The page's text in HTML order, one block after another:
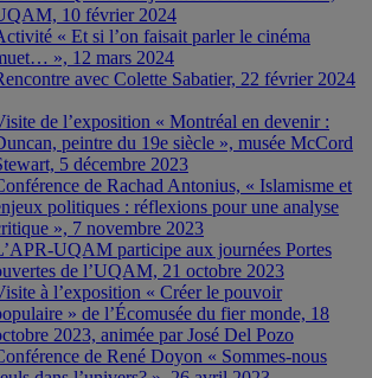
10 février 2024
« Et si l’on faisait parler le cinéma
», 12 mars 2024
avec Colette Sabatier, 22 février 2024
de l’exposition « Montréal en devenir :
peintre du 19e siècle », musée McCord
5 décembre 2023
de Rachad Antonius, « Islamisme et
politiques : réflexions pour une analyse
», 7 novembre 2023
UQAM participe aux journées Portes
de l’UQAM, 21 octobre 2023
à l’exposition « Créer le pouvoir
» de l’Écomusée du fier monde, 18
2023, animée par José Del Pozo
de René Doyon « Sommes-nous